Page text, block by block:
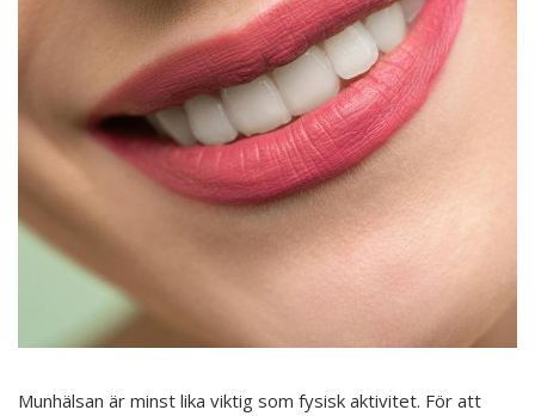
Munhälsan är minst lika viktig som fysisk aktivitet. För att